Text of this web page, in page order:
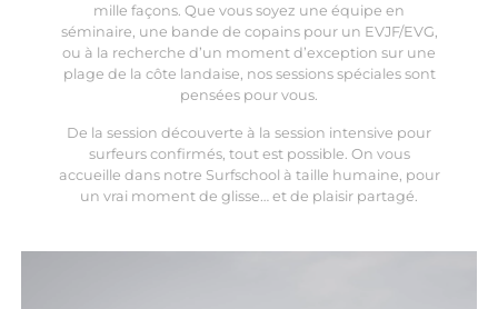
mille façons. Que vous soyez une équipe en
séminaire, une bande de copains pour un EVJF/EVG,
ou à la recherche d’un moment d’exception sur une
plage de la côte landaise , nos sessions spéciales sont
pensées pour vous.
De la session découverte à la session intensive pour
surfeurs confirmés, tout est possible. On vous
accueille dans notre Surfschool à taille humaine, pour
un vrai moment de glisse… et de plaisir partagé.